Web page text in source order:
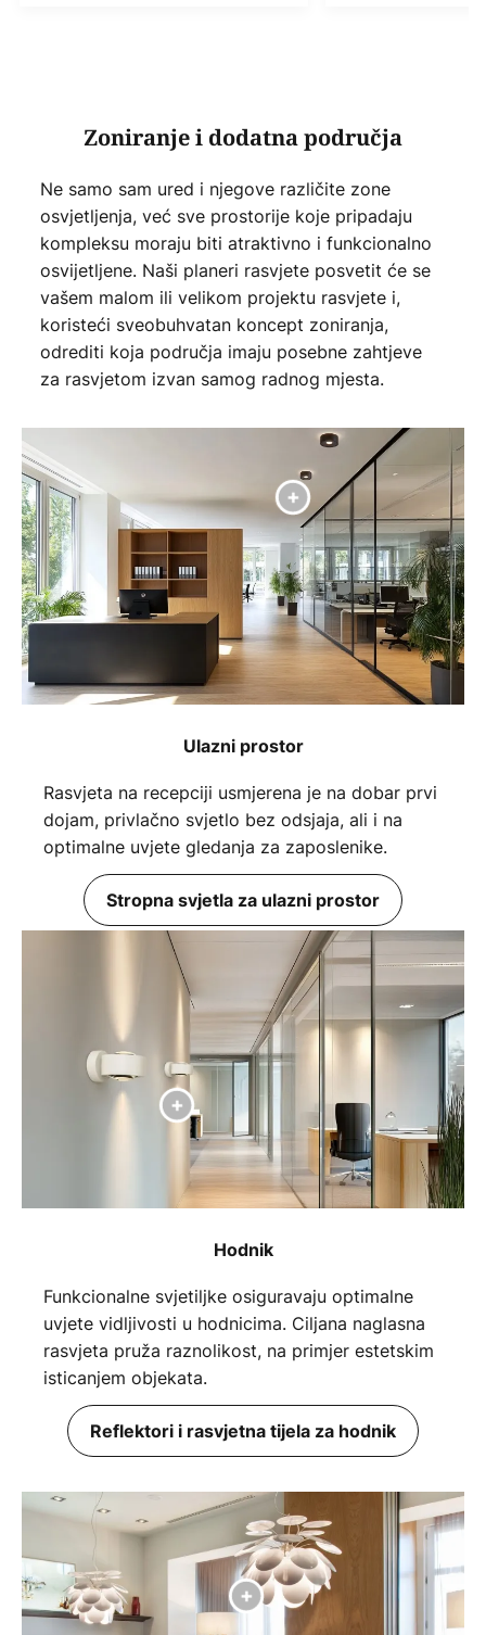
Zoniranje i dodatna područja
Ne samo sam ured i njegove različite zone
osvjetljenja, već sve prostorije koje pripadaju
kompleksu moraju biti atraktivno i funkcionalno
osvijetljene. Naši planeri rasvjete posvetit će se
vašem malom ili velikom projektu rasvjete i,
koristeći sveobuhvatan koncept zoniranja,
odrediti koja područja imaju posebne zahtjeve
za rasvjetom izvan samog radnog mjesta.
Ulazni prostor
Rasvjeta na recepciji usmjerena je na dobar prvi
dojam, privlačno svjetlo bez odsjaja, ali i na
optimalne uvjete gledanja za zaposlenike.
Stropna svjetla za ulazni prostor
Hodnik
Funkcionalne svjetiljke osiguravaju optimalne
uvjete vidljivosti u hodnicima. Ciljana naglasna
rasvjeta pruža raznolikost, na primjer estetskim
isticanjem objekata.
Reflektori i rasvjetna tijela za hodnik